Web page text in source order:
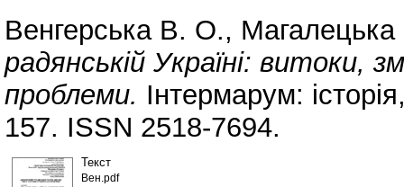
Венгерська В. О.,
радянській Україні: витоки,
проблеми. Інтермарум:
157. ISSN 2518-7694.
Текст
Вен.pdf